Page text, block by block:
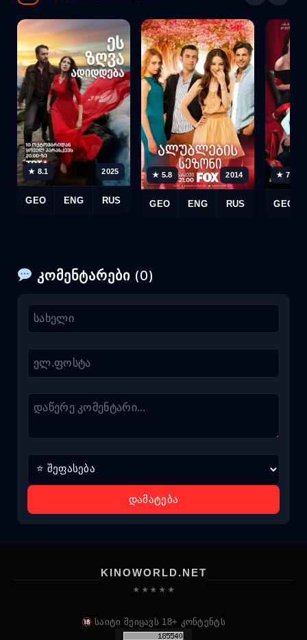
★ 8.1 2025
GEO ENG RUS
★ 5.8 2014
GEO ENG RUS
★ 7.2
GEO
კომენტარები (0)
დამატება
KINOWORLD.NET
★ ★ ★ ★ ★
საიტი შეიცავს 18+ კონტენტს